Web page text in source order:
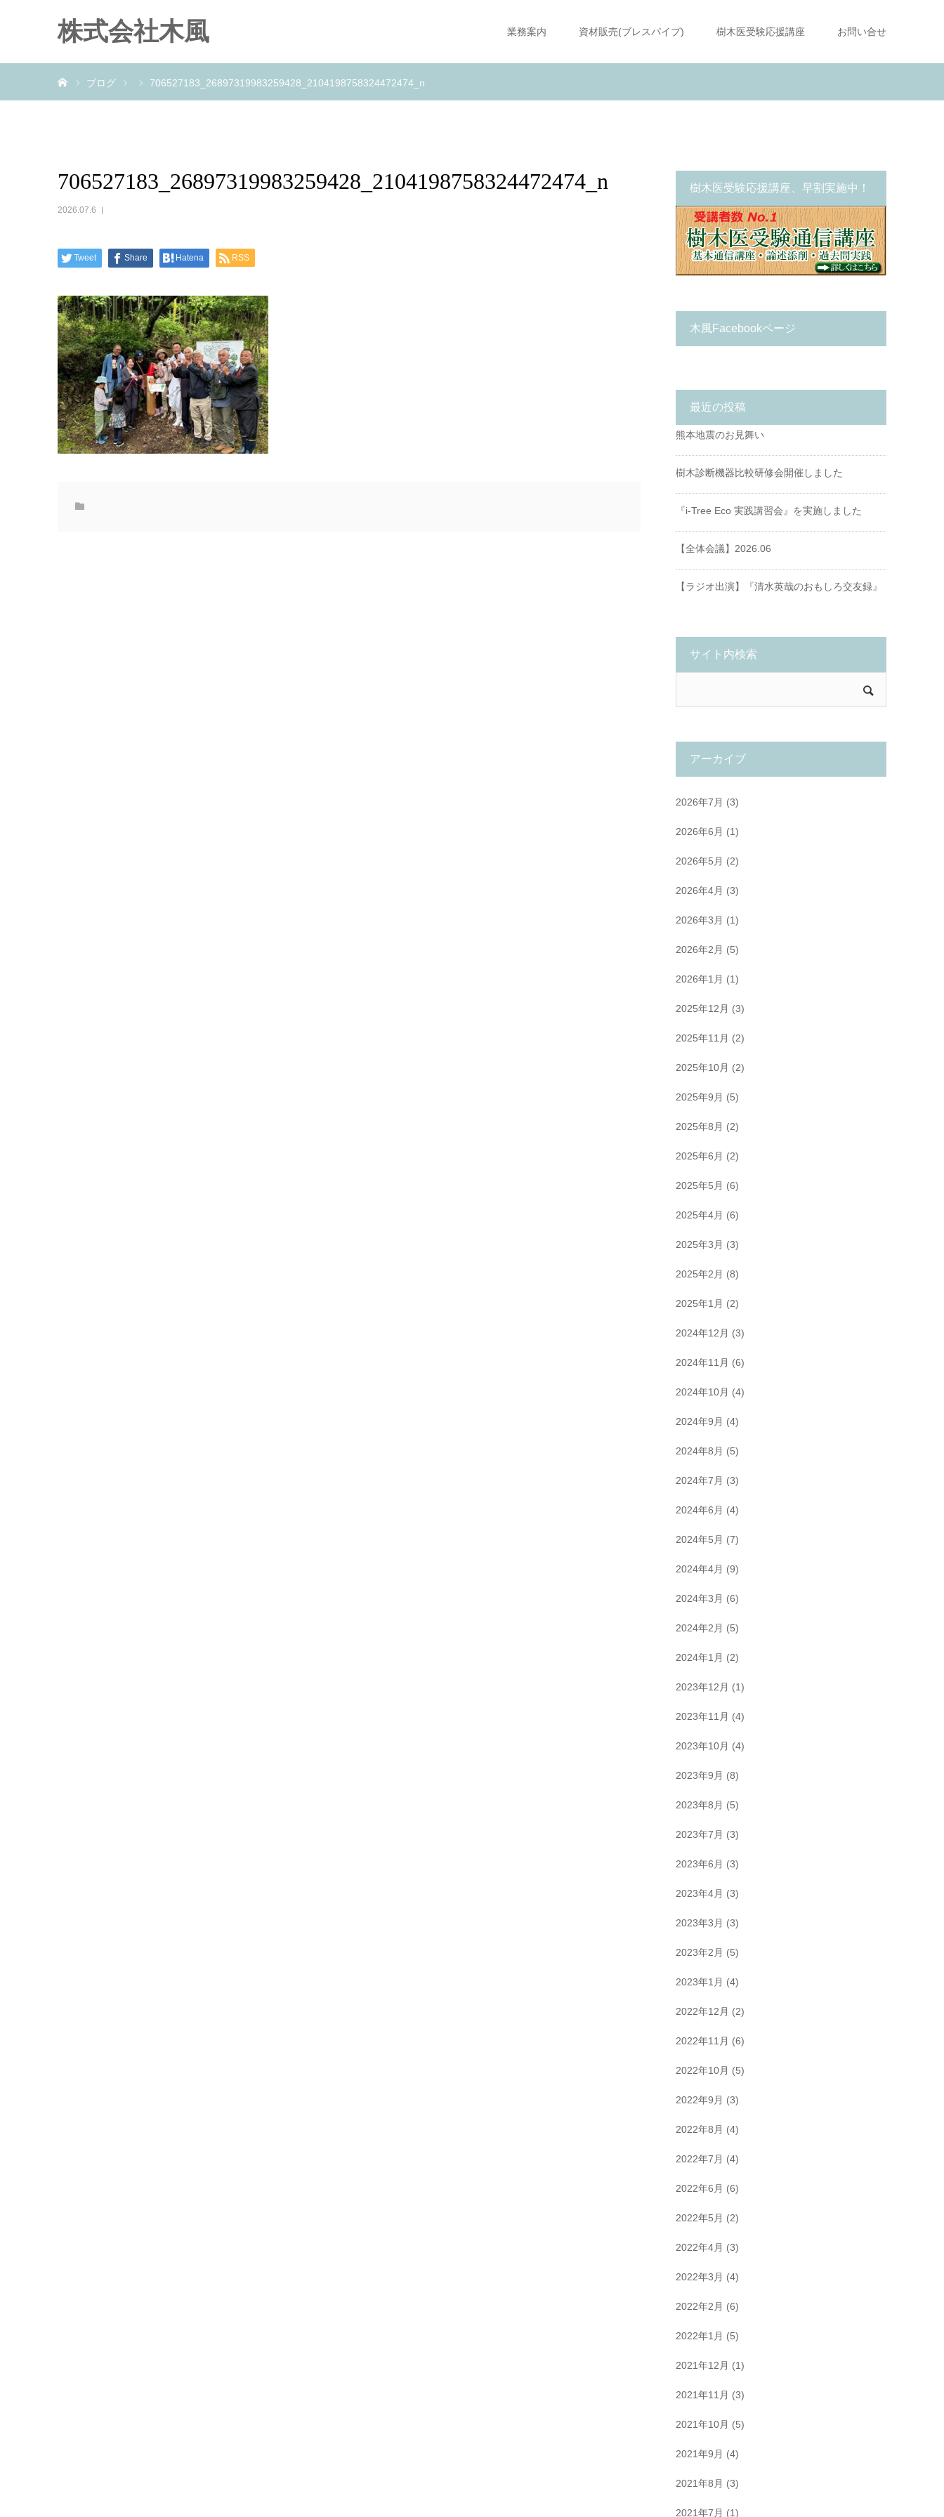
株式会社木風 業務案内 資材販売(ブレスパイプ) 樹木医受験応援講座 お問い合せ
ブログ 706527183_26897319983259428_2104198758324472474_n
706527183_26897319983259428_2104198758324472474_n
2026.07.6
Tweet Share Hatena RSS
樹木医受験応援講座、早割実施中！
木風Facebookページ
最近の投稿
熊本地震のお見舞い
樹木診断機器比較研修会開催しました
『i-Tree Eco 実践講習会』を実施しました
【全体会議】2026.06
【ラジオ出演】『清水英哉のおもしろ交友録』
サイト内検索
アーカイブ
2026年7月 (3)
2026年6月 (1)
2026年5月 (2)
2026年4月 (3)
2026年3月 (1)
2026年2月 (5)
2026年1月 (1)
2025年12月 (3)
2025年11月 (2)
2025年10月 (2)
2025年9月 (5)
2025年8月 (2)
2025年6月 (2)
2025年5月 (6)
2025年4月 (6)
2025年3月 (3)
2025年2月 (8)
2025年1月 (2)
2024年12月 (3)
2024年11月 (6)
2024年10月 (4)
2024年9月 (4)
2024年8月 (5)
2024年7月 (3)
2024年6月 (4)
2024年5月 (7)
2024年4月 (9)
2024年3月 (6)
2024年2月 (5)
2024年1月 (2)
2023年12月 (1)
2023年11月 (4)
2023年10月 (4)
2023年9月 (8)
2023年8月 (5)
2023年7月 (3)
2023年6月 (3)
2023年4月 (3)
2023年3月 (3)
2023年2月 (5)
2023年1月 (4)
2022年12月 (2)
2022年11月 (6)
2022年10月 (5)
2022年9月 (3)
2022年8月 (4)
2022年7月 (4)
2022年6月 (6)
2022年5月 (2)
2022年4月 (3)
2022年3月 (4)
2022年2月 (6)
2022年1月 (5)
2021年12月 (1)
2021年11月 (3)
2021年10月 (5)
2021年9月 (4)
2021年8月 (3)
2021年7月 (1)